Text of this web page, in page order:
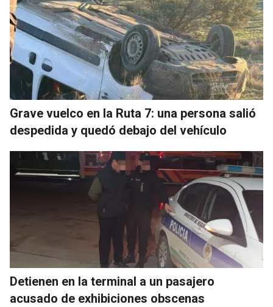
Grave vuelco en la Ruta 7: una persona salió
despedida y quedó debajo del vehículo
Detienen en la terminal a un pasajero
acusado de exhibiciones obscenas